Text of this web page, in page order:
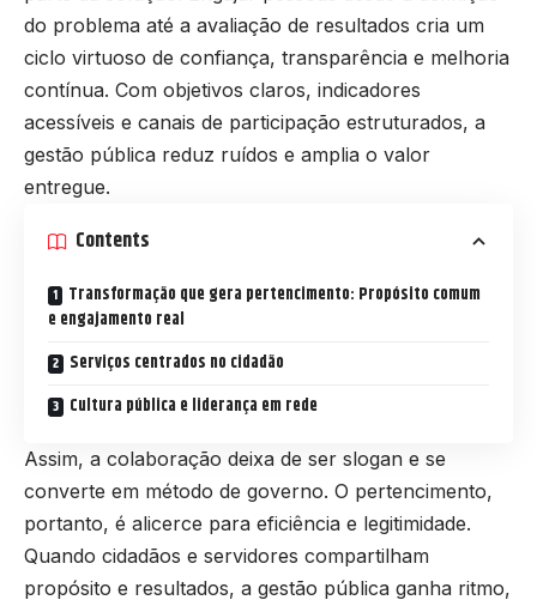
do problema até a avaliação de resultados cria um
ciclo virtuoso de confiança, transparência e melhoria
contínua. Com objetivos claros, indicadores
acessíveis e canais de participação estruturados, a
gestão pública reduz ruídos e amplia o valor
entregue.
Contents
Transformação que gera pertencimento: Propósito comum
e engajamento real
Serviços centrados no cidadão
Cultura pública e liderança em rede
Assim, a colaboração deixa de ser slogan e se
converte em método de governo. O pertencimento,
portanto, é alicerce para eficiência e legitimidade.
Quando cidadãos e servidores compartilham
propósito e resultados, a gestão pública ganha ritmo,